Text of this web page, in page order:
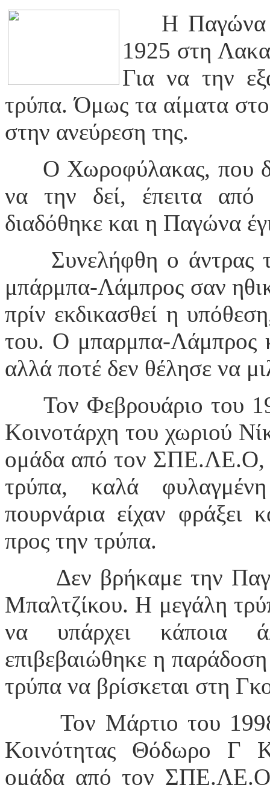
Η Παγώνα
1925 στη
Για να την
τρύπα. Όμως τα αίματα
στην ανεύρεση της.
Ο Χωροφύλακας, που
να την δεί, έπειτα
διαδόθηκε και η Παγώνα
Συνελήφθη ο άντρας
μπάρμπα-Λάμπρος σαν
πρίν εκδικασθεί η
του. Ο μπαρμπα-Λάμπρος
αλλά ποτέ δεν θέλησε να
Τον Φεβρουάριο του
Κοινοτάρχη του χωριού
ομάδα από τον ΣΠΕ.ΛΕ.Ο,
τρύπα, καλά
πουρνάρια είχαν φράξει
προς την τρύπα.
Δεν βρήκαμε την
Μπαλτζίκου. Η μεγάλη
να υπάρχει κάποια
επιβεβαιώθηκε η
τρύπα να βρίσκεται στη
Τον Μάρτιο του
Κοινότητας Θόδωρο Γ
ομάδα από τον ΣΠΕ.ΛΕ.Ο,